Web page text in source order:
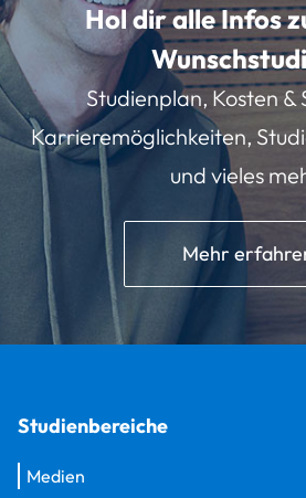
Hol dir alle Infos
Studienplan, Kosten &
Karrieremöglichkeiten,
und vieles
Mehr
Studienbereiche
Medien